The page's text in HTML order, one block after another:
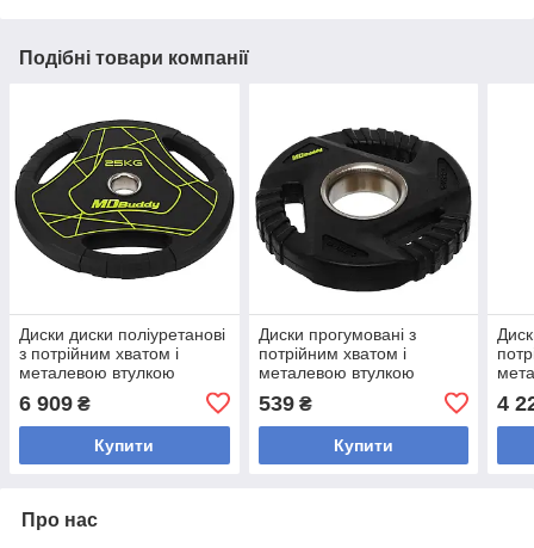
Подібні товари компанії
Диски диски поліуретанові
з потрійним хватом і
металевою втулкою
Buddy TA-9647-25 25кг
6 909 ₴
Купити
Диски прогумовані з
потрійним хватом і
металевою втулкою
Buddy TA-9649-1_25 1,25
кг (зовнішній ø-15,5 см,
539₴
Купити
TA-
4
Про нас